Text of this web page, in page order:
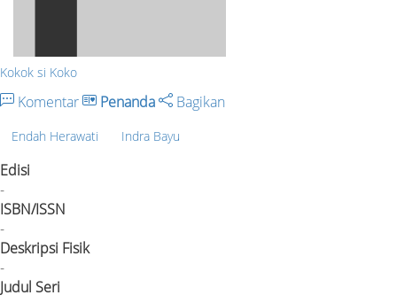
Kokok si Koko
Komentar Penanda Bagikan
Endah Herawati Indra Bayu
Edisi
-
ISBN/ISSN
-
Deskripsi Fisik
-
Judul Seri